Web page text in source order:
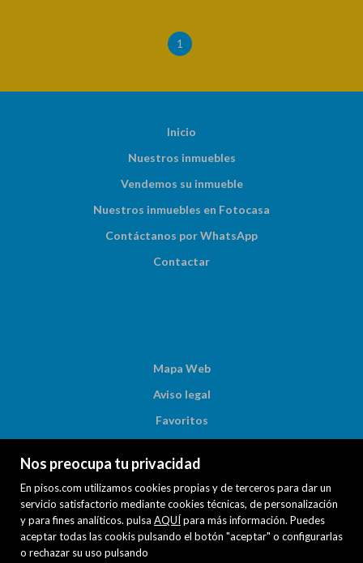
Nos preocupa tu privacidad
En pisos.com utilizamos cookies propias y de terceros para dar un
servicio satisfactorio mediante cookies técnicas, de personalización
y para fines analíticos. pulsa AQUÍ para más información. Puedes
aceptar todas las cookis pulsando el botón "aceptar" o configurarlas
o rechazar su uso pulsando
1
Inicio
Nuestros inmuebles
Vendemos su inmueble
Nuestros inmuebles en Fotocasa
Contáctanos por WhatsApp
Contactar
Mapa Web
Aviso legal
Favoritos
Noticias
Política de cookies